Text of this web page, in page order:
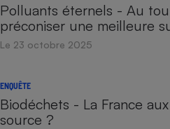
Polluants éternels - Au
préconiser une meilleure
Le 23 octobre 2025
ENQUÊTE
Biodéchets - La France
source ?